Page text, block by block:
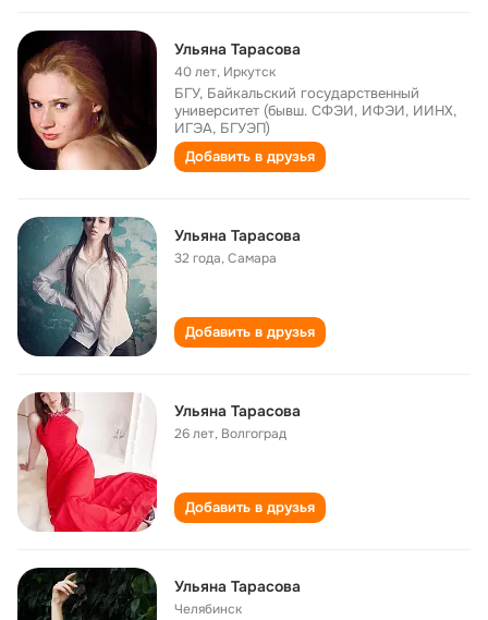
Ульяна Тарасова
40 лет, Иркутск
БГУ, Байкальский государственный
университет (бывш. СФЭИ, ИФЭИ, ИИНХ,
ИГЭА, БГУЭП)
Добавить в друзья
Ульяна Тарасова
32 года,Самара
Добавить в друзья
Ульяна Тарасова
26 лет, Волгоград
Добавить в друзья
Ульяна Тарасова
Челябинск